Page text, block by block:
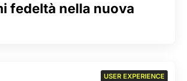
fedeltà nella nuova
USER EXPERIENCE